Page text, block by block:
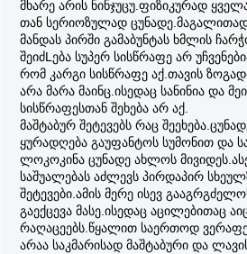
მხარე არის ნინჯუცუ.ფიზიკურად
თან სერიოზულად
მანდას პირში გამაბუნტას ხმლის
შეიძLება სუპერ სისწრაფე არ
რომ კარგი სისწრაფე აქ.თავის
არა მარა მაინც.ისედაც სანინია და
სისწრაფესთან შეხება არ აქ.
მაშტაბურ შეტევებს რაც
ყურადღება გაუფანტოს სუმონით და
ლოკოკინა ცუნადე ახლოს
საშუალებას აძლევს პირდაპირ
შეტევები.ამის მერე ისევ
გაექცევა მასე.ისედაც აცილებითაც
რაღაცეებს.წყალით საერთოდ
არაა საკმარისად მაშტაბური და